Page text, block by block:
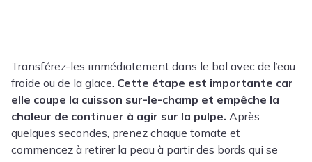
Transférez-les immédiatement dans le bol avec de l’eau
froide ou de la glace. Cette étape est importante car
elle coupe la cuisson sur-le-champ et empêche la
chaleur de continuer à agir sur la pulpe. Après
quelques secondes, prenez chaque tomate et
commencez à retirer la peau à partir des bords qui se